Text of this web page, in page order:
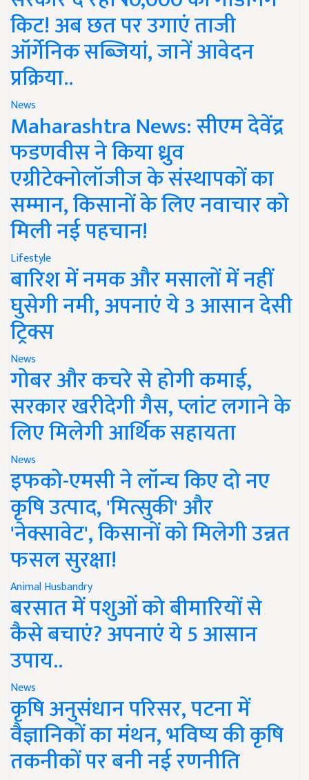
किट! अब छत पर उगाएं ताजी
ऑर्गेनिक सब्जियां, जानें आवेदन
प्रक्रिया..
News
Maharashtra News: सीएम देवेंद्र
फडणवीस ने किया ध्रुव
एग्रीटेक्नोलॉजीज के संस्थापकों का
सम्मान, किसानों के लिए नवाचार को
मिली नई पहचान!
Lifestyle
बारिश में नमक और मसालों में नहीं
घुसेगी नमी, अपनाएं ये 3 आसान देसी
ट्रिक्स
News
गोबर और कचरे से होगी कमाई,
सरकार खरीदेगी गैस, प्लांट लगाने के
लिए मिलेगी आर्थिक सहायता
News
इफको-एमसी ने लॉन्च किए दो नए
कृषि उत्पाद, 'मित्सुकी' और
'नेक्सावेट', किसानों को मिलेगी उन्नत
फसल सुरक्षा!
Animal Husbandry
बरसात में पशुओं को बीमारियों से
कैसे बचाएं? अपनाएं ये 5 आसान
उपाय..
News
कृषि अनुसंधान परिसर, पटना में
वैज्ञानिकों का मंथन, भविष्य की कृषि
तकनीकों पर बनी नई रणनीति